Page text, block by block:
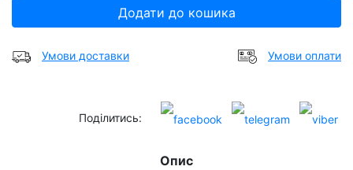
Додати до кошика
Умови доставки Умови оплати
Поділитись:
Опис